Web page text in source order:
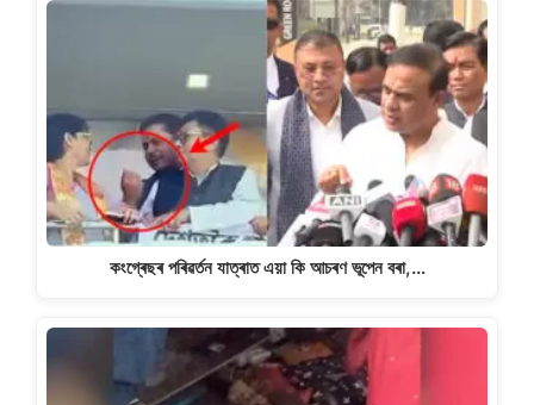
কংগ্ৰেছৰ পৰিৱৰ্তন যাত্ৰাত এয়া কি আচৰণ ভূপেন বৰা,…